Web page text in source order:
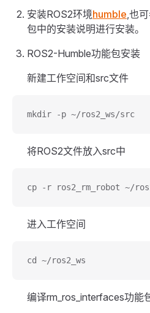
安装ROS2环境humble,也
包中的安装说明进行安装。
ROS2-Humble功能包安装
新建工作空间和src文件
mkdir -p ~/ros2_ws/src
将ROS2文件放入src中
cp -r ros2_rm_robot ~/
进入工作空间
cd ~/ros2_ws
编译rm_ros_interfaces功能